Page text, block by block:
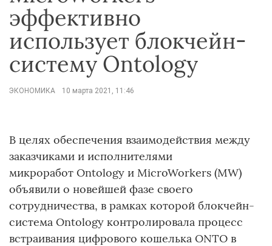
эффективно
использует блокчейн-
систему Ontology
ЭКОНОМИКА 10 марта 2021, 11:46
В целях обеспечения взаимодействия между
заказчиками и исполнителями
микроработ Ontology и MicroWorkers (MW)
объявили о новейшей фазе своего
сотрудничества, в рамках которой блокчейн-
система Ontology контролировала процесс
встраивания цифрового кошелька ONTO в